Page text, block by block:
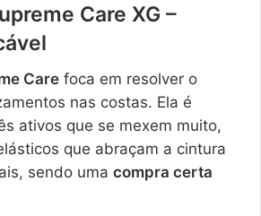
Care XG –
Care foca em resolver o
nas costas. Ela é
ativos que se mexem muito,
que abraçam a cintura
sendo uma compra certa